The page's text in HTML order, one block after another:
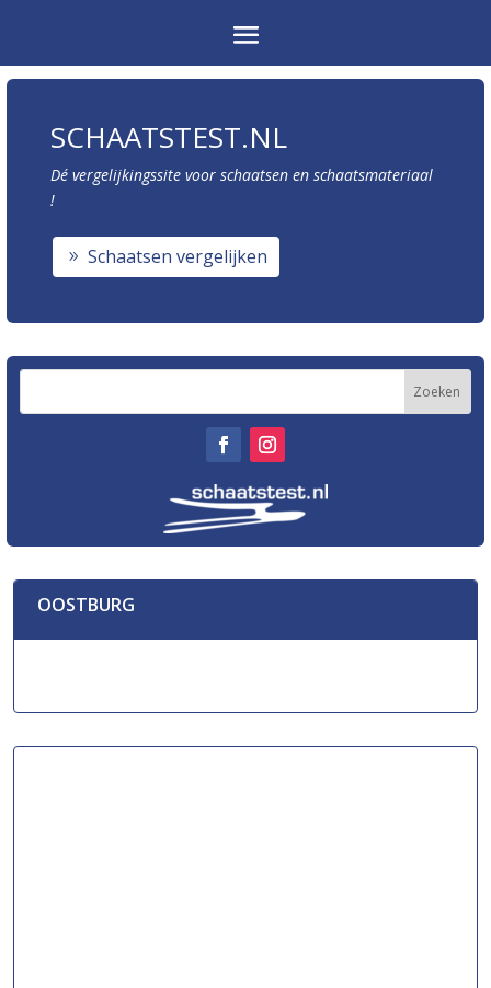
SCHAATSTEST.NL
Dé vergelijkingssite voor schaatsen en schaatsmateriaal
!
Schaatsen vergelijken
OOSTBURG